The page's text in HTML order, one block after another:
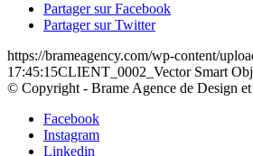
Partager sur Facebook
Partager sur Twitter
https://brameagency.com/wp-content/
17:45:15CLIENT_0002_Vector Smart
© Copyright - Brame Agence de Design
Facebook
Instagram
Linkedin